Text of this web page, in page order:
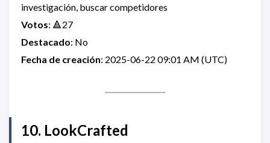
investigación, buscar competidores
Votos: 🔺27
Destacado: No
Fecha de creación: 2025-06-22 09:01 AM (UTC)
10. LookCrafted